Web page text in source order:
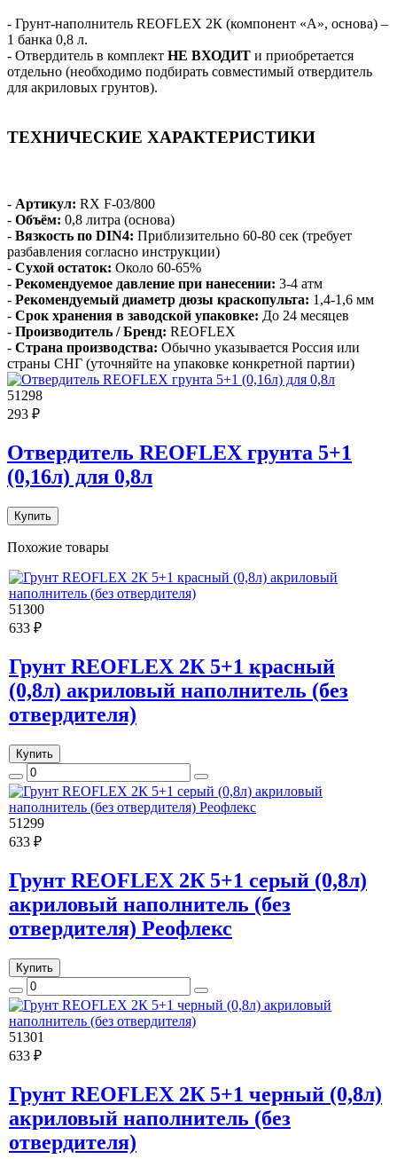
- Грунт-наполнитель REOFLEX 2К (компонент «А», основа) –
1 банка 0,8 л.
- Отвердитель в комплект НЕ ВХОДИТ и приобретается
отдельно (необходимо подбирать совместимый отвердитель
для акриловых грунтов).
ТЕХНИЧЕСКИЕ ХАРАКТЕРИСТИКИ
- Артикул: RX F-03/800
- Объём: 0,8 литра (основа)
- Вязкость по DIN4: Приблизительно 60-80 сек (требует
разбавления согласно инструкции)
- Сухой остаток: Около 60-65%
- Рекомендуемое давление при нанесении: 3-4 атм
- Рекомендуемый диаметр дюзы краскопульта: 1,4-1,6 мм
- Срок хранения в заводской упаковке: До 24 месяцев
- Производитель / Бренд: REOFLEX
- Страна производства: Обычно указывается Россия или
страны СНГ (уточняйте на упаковке конкретной партии)
51298
293 ₽
Отвердитель REOFLEX грунта 5+1
(0,16л) для 0,8л
Купить
Похожие товары
51300
633 ₽
Грунт REOFLEX 2К 5+1 красный
(0,8л) акриловый наполнитель (без
отвердителя)
Купить
51299
633 ₽
Грунт REOFLEX 2К 5+1 серый (0,8л)
акриловый наполнитель (без
отвердителя) Реофлекс
Купить
51301
633 ₽
Грунт REOFLEX 2К 5+1 черный (0,8л)
акриловый наполнитель (без
отвердителя)